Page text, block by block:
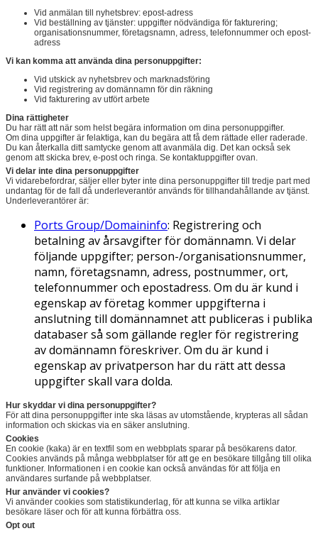
Vid anmälan till nyhetsbrev: epost-adress
Vid beställning av tjänster: uppgifter nödvändiga för fakturering;
organisationsnummer, företagsnamn, adress, telefonnummer och epost-
adress
Vi kan komma att använda dina personuppgifter:
Vid utskick av nyhetsbrev och marknadsföring
Vid registrering av domännamn för din räkning
Vid fakturering av utfört arbete
Dina rättigheter
Du har rätt att när som helst begära information om dina personuppgifter.
Om dina uppgifter är felaktiga, kan du begära att få dem rättade eller raderade.
Du kan återkalla ditt samtycke genom att avanmäla dig. Det kan också sek
genom att skicka brev, e-post och ringa. Se kontaktuppgifter ovan.
Vi delar inte dina personuppgifter
Vi vidarebefordrar, säljer eller byter inte dina personuppgifter till tredje part med
undantag för de fall då underleverantör används för tillhandahållande av tjänst.
Underleverantörer är:
Ports Group/Domaininfo: Registrering och
betalning av årsavgifter för domännamn. Vi delar
följande uppgifter; person-/organisationsnummer,
namn, företagsnamn, adress, postnummer, ort,
telefonnummer och epostadress. Om du är kund i
egenskap av företag kommer uppgifterna i
anslutning till domännamnet att publiceras i publika
databaser så som gällande regler för registrering
av domännamn föreskriver. Om du är kund i
egenskap av privatperson har du rätt att dessa
uppgifter skall vara dolda.
Hur skyddar vi dina personuppgifter?
För att dina personuppgifter inte ska läsas av utomstående, krypteras all sådan
information och skickas via en säker anslutning.
Cookies
En cookie (kaka) är en textfil som en webbplats sparar på besökarens dator.
Cookies används på många webbplatser för att ge en besökare tillgång till olika
funktioner. Informationen i en cookie kan också användas för att följa en
användares surfande på webbplatser.
Hur använder vi cookies?
Vi använder cookies som statistikunderlag, för att kunna se vilka artiklar
besökare läser och för att kunna förbättra oss.
Opt out